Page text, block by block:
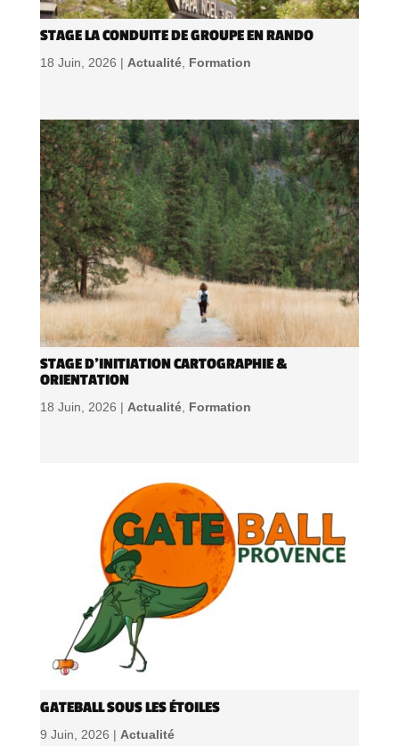
STAGE LA CONDUITE DE GROUPE EN RANDO
18 Juin, 2026 | Actualité, Formation
STAGE D’INITIATION CARTOGRAPHIE &
ORIENTATION
18 Juin, 2026 | Actualité, Formation
GATEBALL SOUS LES ÉTOILES
9 Juin, 2026 | Actualité